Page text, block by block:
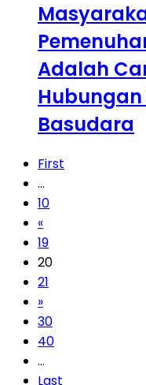
Adalah
Basudara
First
...
10
«
19
20
21
»
30
40
...
Last